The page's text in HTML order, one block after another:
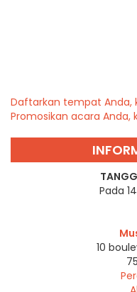
Daftarkan tempat Anda,
Promosikan acara Anda,
Pada
10